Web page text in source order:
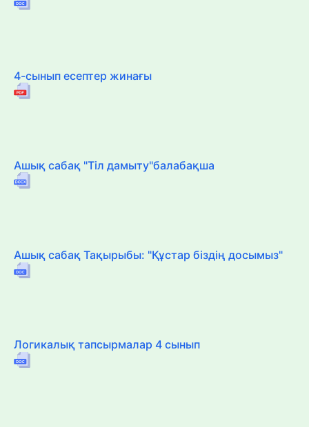
4-сынып есептер жинағы
Ашық сабақ "Тіл дамыту"балабақша
Ашық сабақ Тақырыбы: "Құстар біздің досымыз"
Логикалық тапсырмалар 4 сынып